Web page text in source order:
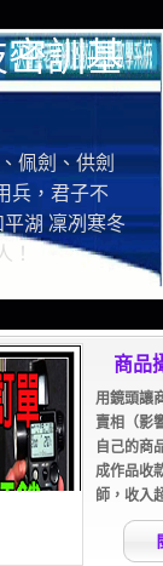
訓基
佩劍、供劍
兵，君子不
湖 凜冽寒冬
！